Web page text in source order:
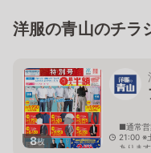
洋服の青山のチラ
8枚
■通常営
21:00 ※
ありま